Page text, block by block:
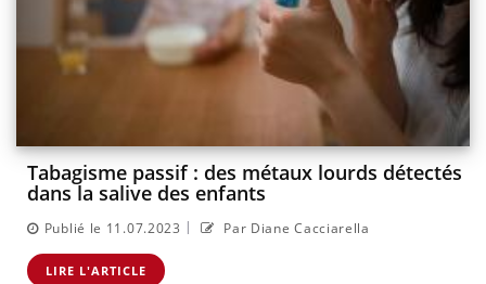
Tabagisme passif : des métaux lourds détectés
dans la salive des enfants
Publié le 11.07.2023 | Par Diane Cacciarella
LIRE L'ARTICLE